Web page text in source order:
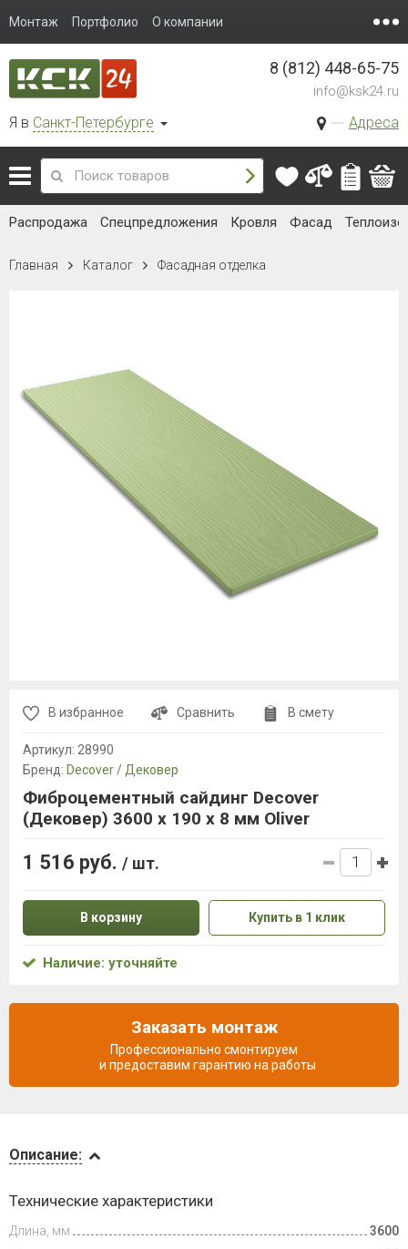
Монтаж Портфолио О компании
Я в Санкт-Петербурге Адреса
8 (812) 448-65-75
info@ksk24.ru
Распродажа Спецпредложения Кровля Фасад
Главная Каталог Фасадная отделка
и оплата
Описание:
Технические характеристики
Длина, мм
3600
В избранное Сравнить В смету
Артикул: 28990
Бренд: Decover / Дековер
Фиброцементный сайдинг Decover
(Дековер) 3600 x 190 x 8 мм Oliver
1 516 руб. / шт.
В корзину Купить в 1 клик
Наличие: уточняйте
Заказать монтаж
Профессионально смонтируем
и предоставим гарантию на работы